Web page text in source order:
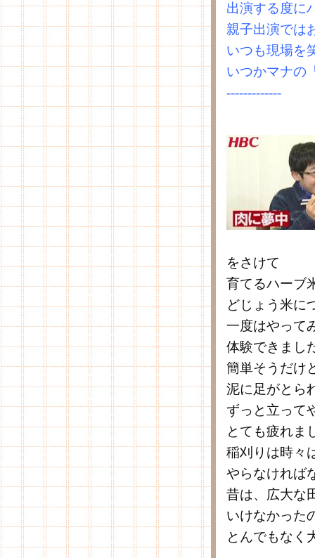
出演する度に
親子出演では
いつも現場を
いつかマナの
-------------
をさけて
育てるハーブ
どじょう米に
一度はやって
体験できまし
簡単そうだけ
泥に足がとら
ずっと立って
とても疲れま
稲刈りは時々
やらなければ
昔は、広大な
いけなかった
とんでもなく